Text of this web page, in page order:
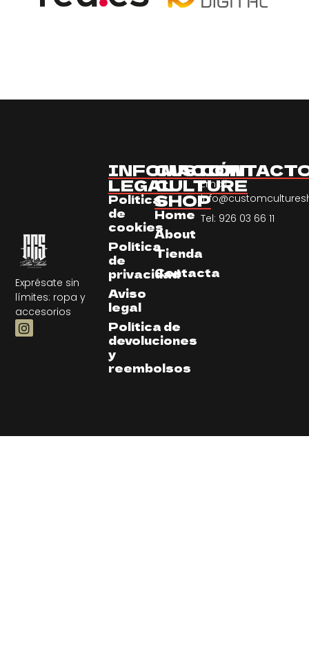
Exprésate sin
límites: ropa y
accesorios
CUSTOM
CULTURE
SHOP
Home
About
Tienda
Contacta
Email:
Tel: 926 03 66 11
INFOMACIÓN
LEGAL
Política
de
cookies
Política
de
privacidad
Aviso
legal
Política de
devoluciones
y
reembolsos